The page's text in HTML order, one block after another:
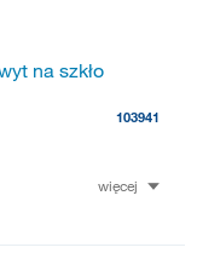
na szkło
103941
więcej